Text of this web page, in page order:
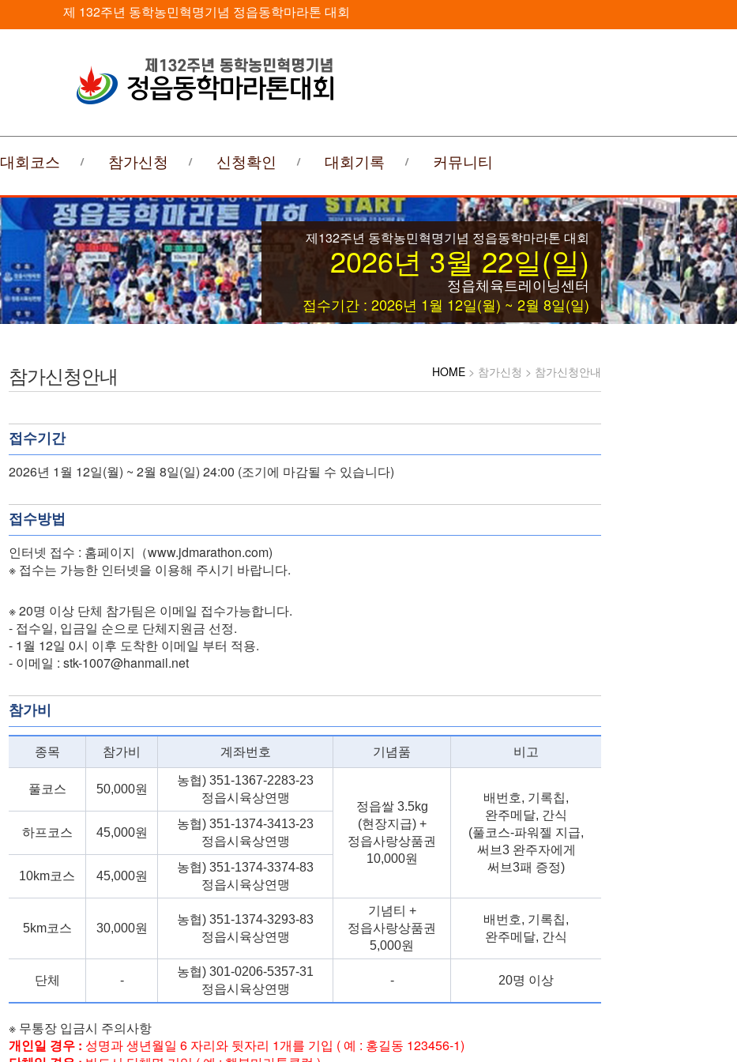
제 132주년 동학농민혁명기념 정읍동학마라톤 대회
대회코스 참가신청 신청확인 대회기록 커뮤니티
제132주년 동학농민혁명기념 정읍동학마라톤 대회
2026년 3월 22일(일)
정읍체육트레이닝센터
접수기간 : 2026년 1월 12일(월) ~ 2월 8일(일)
참가신청안내 HOME > 참가신청 > 참가신청안내
접수기간
2026년 1월 12일(월) ~ 2월 8일(일) 24:00 (조기에 마감될 수 있습니다)
접수방법
인터넷 접수 : 홈페이지（www.jdmarathon.com)
※ 접수는 가능한 인터넷을 이용해 주시기 바랍니다.
※ 20명 이상 단체 참가팀은 이메일 접수가능합니다.
- 접수일, 입금일 순으로 단체지원금 선정.
- 1월 12일 0시 이후 도착한 이메일 부터 적용.
- 이메일 : stk-1007@hanmail.net
참가비
종목 참가비 계좌번호 기념품 비고
풀코스 50,000원
농협) 351-1367-2283-23
정읍시육상연맹
정읍쌀 3.5kg
(현장지급) +
정읍사랑상품권
10,000원
배번호, 기록칩,
완주메달, 간식
(풀코스-파워젤 지급,
써브3 완주자에게
써브3패 증정)
하프코스 45,000원
농협) 351-1374-3413-23
정읍시육상연맹
10km코스 45,000원
농협) 351-1374-3374-83
정읍시육상연맹
5km코스 30,000원
농협) 351-1374-3293-83
정읍시육상연맹
기념티 +
정읍사랑상품권
5,000원
배번호, 기록칩,
완주메달, 간식
단체 -
농협) 301-0206-5357-31
정읍시육상연맹
- 20명 이상
※ 무통장 입금시 주의사항
개인일 경우 : 성명과 생년월일 6 자리와 뒷자리 1개를 기입 ( 예 : 홍길동 123456-1)